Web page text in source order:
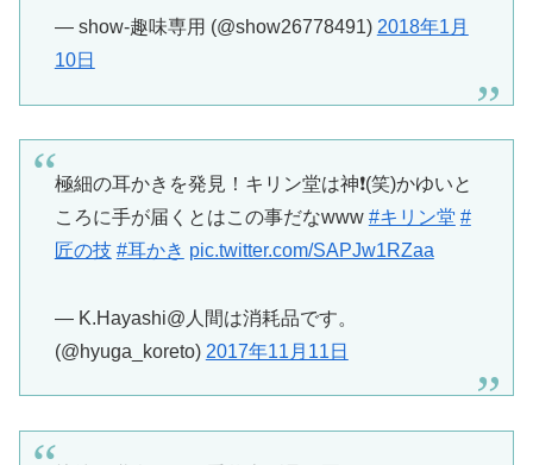
— show-趣味専用 (@show26778491) 2018年1月
10日
極細の耳かきを発見！キリン堂は神❗️(笑)かゆいと
ころに手が届くとはこの事だなwww #キリン堂 #
匠の技 #耳かき pic.twitter.com/SAPJw1RZaa
— K.Hayashi@人間は消耗品です。
(@hyuga_koreto) 2017年11月11日